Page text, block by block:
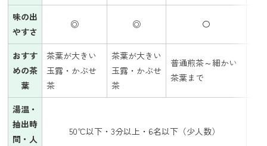
味の出
やすさ
◎ ◎ 〇
おすす
めの茶
葉
茶葉が大きい
玉露・かぶせ
茶
茶葉が大きい
玉露・かぶせ
茶
普通煎茶～細かい
茶葉まで
湯温・
抽出時
間・人
50℃以下・3分以上・6名以下（少人数）